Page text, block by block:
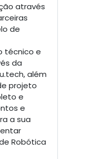
através
de
técnico e
da
além
projeto
e
e
a sua
Robótica